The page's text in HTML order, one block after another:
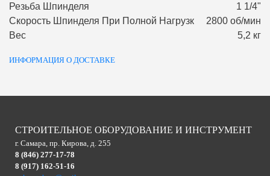
Резьба Шпинделя
1 1/4"
Скорость Шпинделя При Полной Нагрузк
2800 об/мин
Вес
5,2 кг
ИНФОРМАЦИЯ О ДОСТАВКЕ
СТРОИТЕЛЬНОЕ ОБОРУДОВАНИЕ И ИНСТРУМЕНТ
г. Самара, пр. Кирова, д. 255
8 (846) 277-17-78
8 (917) 162-51-16